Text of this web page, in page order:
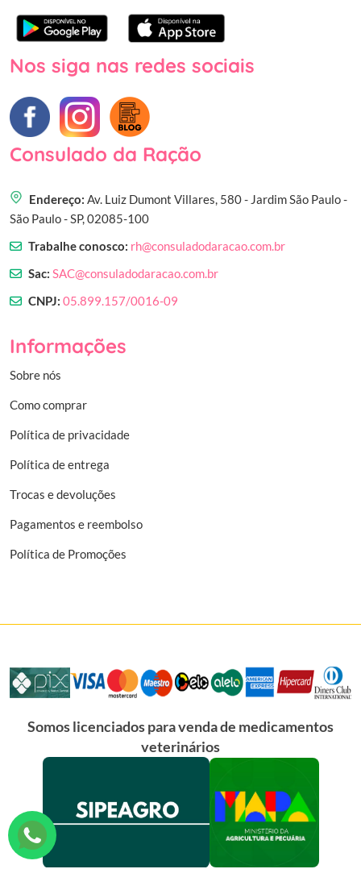
Nos siga nas redes sociais
Consulado da Ração
Endereço: Av. Luiz Dumont Villares, 580 - Jardim São Paulo -
São Paulo - SP, 02085-100
Trabalhe conosco: rh@consuladodaracao.com.br
Sac: SAC@consuladodaracao.com.br
CNPJ: 05.899.157/0016-09
Informações
Sobre nós
Como comprar
Política de privacidade
Política de entrega
Trocas e devoluções
Pagamentos e reembolso
Política de Promoções
Somos licenciados para venda de medicamentos
veterinários